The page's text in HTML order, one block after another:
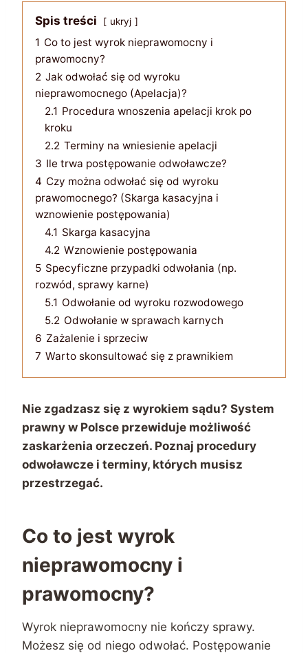
Spis treści ukryj
1 Co to jest wyrok nieprawomocny i
prawomocny?
2 Jak odwołać się od wyroku
nieprawomocnego (Apelacja)?
2.1 Procedura wnoszenia apelacji krok po
kroku
2.2 Terminy na wniesienie apelacji
3 Ile trwa postępowanie odwoławcze?
4 Czy można odwołać się od wyroku
prawomocnego? (Skarga kasacyjna i
wznowienie postępowania)
4.1 Skarga kasacyjna
4.2 Wznowienie postępowania
5 Specyficzne przypadki odwołania (np.
rozwód, sprawy karne)
5.1 Odwołanie od wyroku rozwodowego
5.2 Odwołanie w sprawach karnych
6 Zażalenie i sprzeciw
7 Warto skonsultować się z prawnikiem
Nie zgadzasz się z wyrokiem sądu? System
prawny w Polsce przewiduje możliwość
zaskarżenia orzeczeń. Poznaj procedury
odwoławcze i terminy, których musisz
przestrzegać.
Co to jest wyrok
nieprawomocny i
prawomocny?
Wyrok nieprawomocny nie kończy sprawy.
Możesz się od niego odwołać. Postępowanie